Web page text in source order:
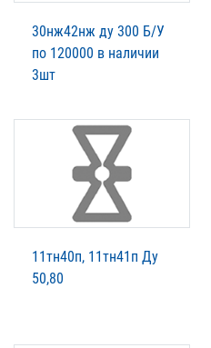
30нж42нж ду 300 Б/У
по 120000 в наличии
3шт
11тн40п, 11тн41п Ду
50,80